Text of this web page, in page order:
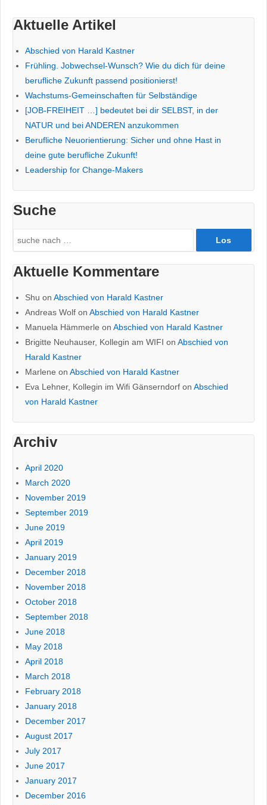
Aktuelle Artikel
Abschied von Harald Kastner
Frühling. Jobwechsel-Wunsch? Wie du dich für deine
berufliche Zukunft passend positionierst!
Wachstums-Gemeinschaften für Selbständige
[JOB-FREIHEIT …] bedeutet bei dir SELBST, in der
NATUR und bei ANDEREN anzukommen
Berufliche Neuorientierung: Sicher und ohne Hast in
deine gute berufliche Zukunft!
Leadership for Change-Makers
Suche
Search
for:
Aktuelle Kommentare
Shu on Abschied von Harald Kastner
Andreas Wolf on Abschied von Harald Kastner
Manuela Hämmerle on Abschied von Harald Kastner
Brigitte Neuhauser, Kollegin am WIFI on Abschied von
Harald Kastner
Marlene on Abschied von Harald Kastner
Eva Lehner, Kollegin im Wifi Gänserndorf on Abschied
von Harald Kastner
Archiv
April 2020
March 2020
November 2019
September 2019
June 2019
April 2019
January 2019
December 2018
November 2018
October 2018
September 2018
June 2018
May 2018
April 2018
March 2018
February 2018
January 2018
December 2017
August 2017
July 2017
June 2017
January 2017
December 2016